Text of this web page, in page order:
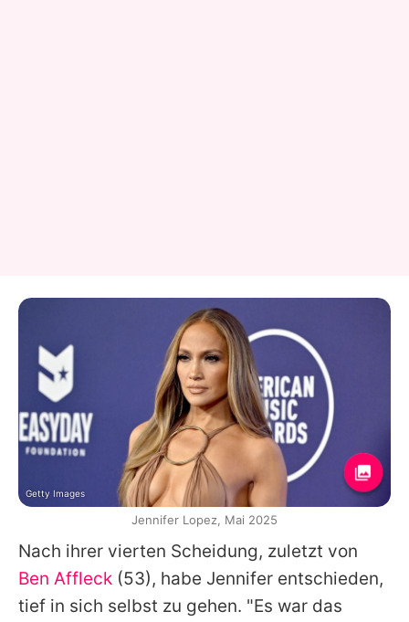
Nach ihrer vierten Scheidung, zuletzt von
Ben Affleck (53), habe Jennifer entschieden,
tief in sich selbst zu gehen. "Es war das
Getty Images
Jennifer Lopez, Mai 2025